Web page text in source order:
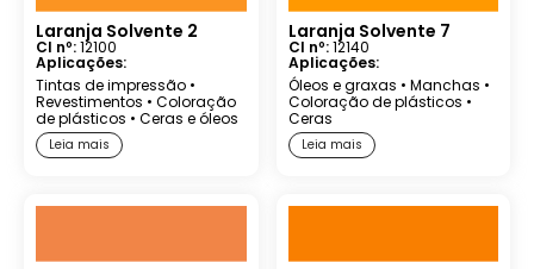
Laranja Solvente 2
CI nº:12100
Aplicações:
Tintas de impressão •
Revestimentos • Coloração
de plásticos • Ceras e óleos
Leia mais
Laranja Solvente 7
CI nº:12140
Aplicações:
Óleos e graxas • Manchas •
Coloração de plásticos •
Ceras
Leia mais